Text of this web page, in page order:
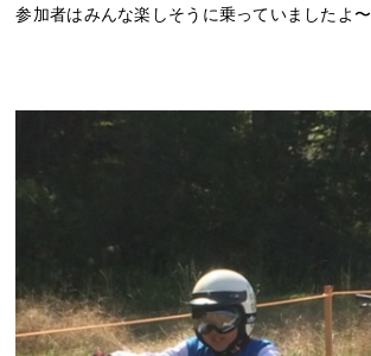
参加者はみんな楽しそうに乗っていましたよ〜